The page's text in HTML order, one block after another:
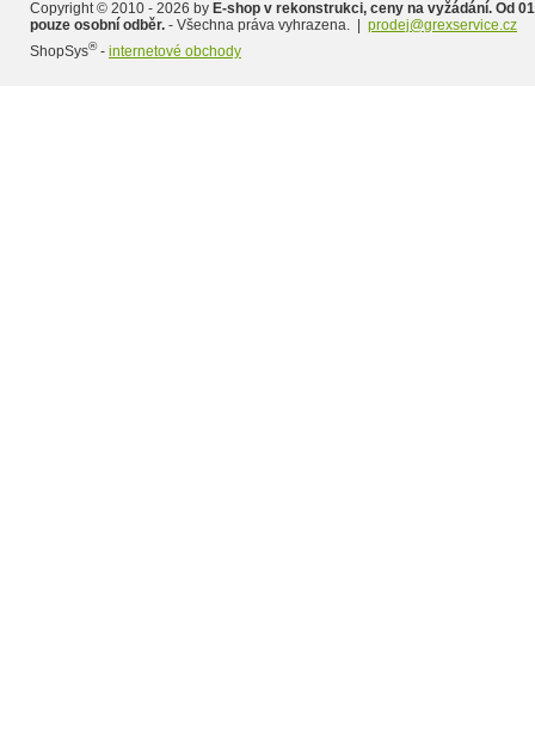
Copyright © 2010 - 2026 by E-shop v rekonstrukci, ceny na vyžádání. Od
pouze osobní odběr. - Všechna práva vyhrazena. | prodej@grexservice.cz
ShopSys®- internetové obchody